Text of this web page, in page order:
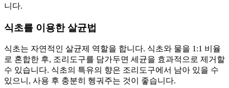
니다.
식초를 이용한 살균법
식초는 자연적인 살균제 역할을 합니다. 식초와 물을 1:1 비율
로 혼합한 후, 조리도구를 담가두면 세균을 효과적으로 제거할
수 있습니다. 식초의 특유의 향은 조리도구에서 남아 있을 수
있으니, 사용 후 충분히 헹궈주는 것이 좋습니다.